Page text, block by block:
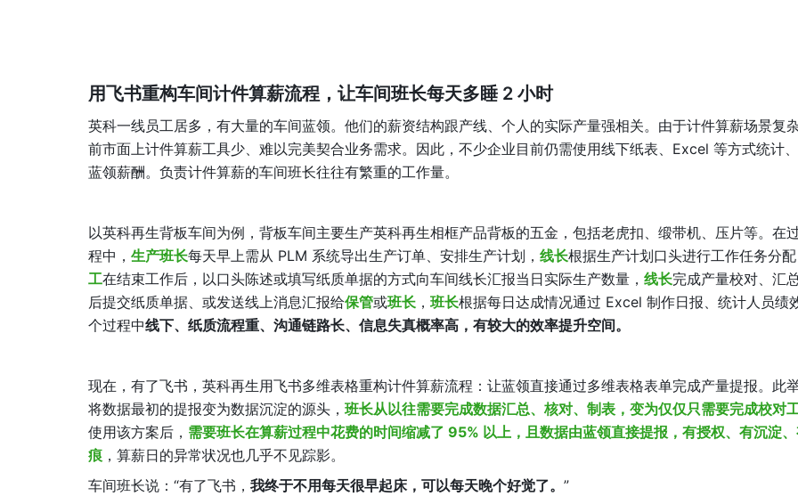
用飞书重构车间计件算薪流程，让车间班长每天多睡 2 小时
英科一线员工居多，有大量的车间蓝领。他们的薪资结构跟产线、个人的实际产量强相关。由于计件算薪场景复
前市面上计件算薪工具少、难以完美契合业务需求。因此，不少企业目前仍需使用线下纸表、Excel 等方式统计
蓝领薪酬。负责计件算薪的车间班长往往有繁重的工作量。
以英科再生背板车间为例，背板车间主要生产英科再生相框产品背板的五金，包括老虎扣、缎带机、压片等。在
程中， 生产班长每天早上需从 PLM 系统导出生产订单、安排生产计划， 线长根据生产计划口头进行工作任务分配
工在结束工作后，以口头陈述或填写纸质单据的方式向车间线长汇报当日实际生产数量， 线长完成产量校对、汇
后提交纸质单据、或发送线上消息汇报给保管或班长 ， 班长根据每日达成情况通过 Excel 制作日报、统计人员绩
个过程中线下、纸质流程重、沟通链路长、信息失真概率高，有较大的效率提升空间。
现在，有了飞书，英科再生用飞书多维表格重构计件算薪流程：让蓝领直接通过多维表格表单完成产量提报。此
将数据最初的提报变为数据沉淀的源头， 班长从以往需要完成数据汇总、核对、制表，变为仅仅只需要完成校对
使用该方案后， 需要班长在算薪过程中花费的时间缩减了 95% 以上，且数据由蓝领直接提报，有授权、有沉淀
痕 ，算薪日的异常状况也几乎不见踪影。
车间班长说：“有了飞书， 我终于不用每天很早起床，可以每天晚个好觉了。 ”